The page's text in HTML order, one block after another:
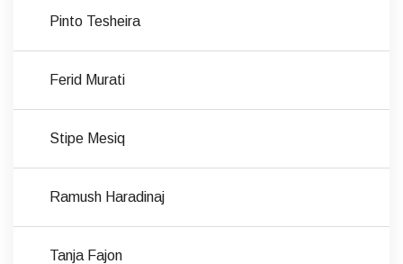
Pinto Tesheira
Ferid Murati
Stipe Mesiq
Ramush Haradinaj
Tanja Fajon